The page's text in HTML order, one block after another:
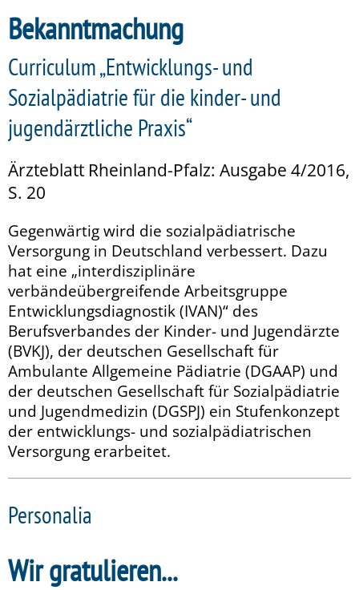
Bekanntmachung
Curriculum „Entwicklungs- und
Sozialpädiatrie für die kinder- und
jugendärztliche Praxis“
Ärzteblatt Rheinland-Pfalz: Ausgabe 4/2016,
S. 20
Gegenwärtig wird die sozialpädiatrische
Versorgung in Deutschland verbessert. Dazu
hat eine „interdisziplinäre
verbändeübergreifende Arbeitsgruppe
Entwicklungsdiagnostik (IVAN)“ des
Berufsverbandes der Kinder- und Jugendärzte
(BVKJ), der deutschen Gesellschaft für
Ambulante Allgemeine Pädiatrie (DGAAP) und
der deutschen Gesellschaft für Sozialpädiatrie
und Jugendmedizin (DGSPJ) ein Stufenkonzept
der entwicklungs- und sozialpädiatrischen
Versorgung erarbeitet.
Personalia
Wir gratulieren...